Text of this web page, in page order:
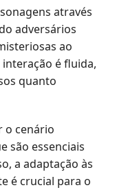
através
adversários
ao
é fluida,
quanto
o cenário
são essenciais
a adaptação às
é crucial para o